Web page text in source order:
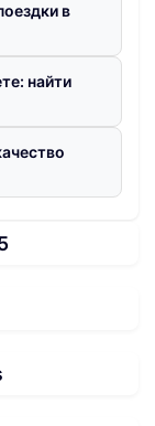
в
найти